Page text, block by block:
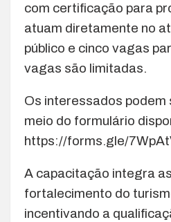
com certificação para
atuam diretamente no
público e cinco vagas
vagas são limitadas.
Os interessados podem
meio do formulário
https://forms.gle/
A capacitação integra
fortalecimento do
incentivando a